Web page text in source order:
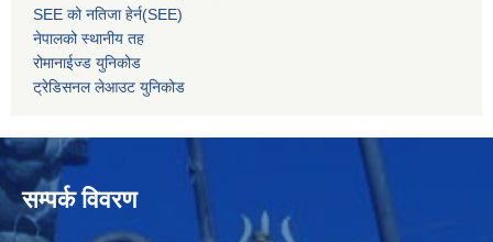
SEE को नतिजा हेर्न(SEE)
नेपालको स्थानीय तह
रोमानाईज्ड युनिकोड
ट्रेडिसनल लेआउट युनिकोड
सम्पर्क विवरण